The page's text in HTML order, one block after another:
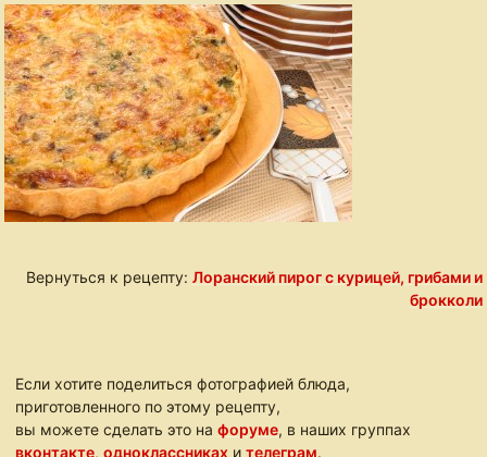
Вернуться к рецепту: Лоранский пирог с курицей, грибами и
брокколи
Если хотите поделиться фотографией блюда,
приготовленного по этому рецепту,
вы можете сделать это нафоруме, в наших группах
вконтакте,одноклассниках ителеграм.